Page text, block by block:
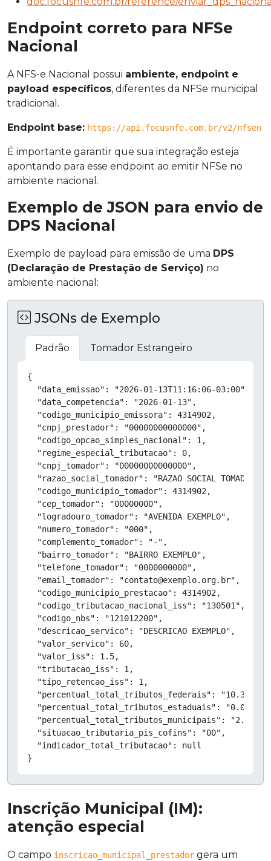
Endpoint correto para NFSe
Nacional
A NFS-e Nacional possui ambiente, endpoint e
payload específicos, diferentes da NFSe municipal
tradicional.
Endpoint base: https://api.focusnfe.com.br/v2/nfsen
É importante garantir que sua integração esteja
apontando para esse endpoint ao emitir NFSe no
ambiente nacional.
Exemplo de JSON para envio de
DPS Nacional
Exemplo de payload para emissão de uma DPS
(Declaração de Prestação de Serviço) no
ambiente nacional:
JSONs de Exemplo
Padrão Tomador Estrangeiro
{
  "data_emissao": "2026-01-13T11:16:06-03:00",
  "data_competencia": "2026-01-13",
  "codigo_municipio_emissora": 4314902,
  "cnpj_prestador": "00000000000000",
  "codigo_opcao_simples_nacional": 1,
  "regime_especial_tributacao": 0,
  "cnpj_tomador": "00000000000000",
"razao_social_tomador": "RAZAO SOCIAL TOMADOR
  "codigo_municipio_tomador": 4314902,
  "cep_tomador": "00000000",
  "logradouro_tomador": "AVENIDA EXEMPLO",
  "numero_tomador": "000",
  "complemento_tomador": "-",
  "bairro_tomador": "BAIRRO EXEMPLO",
  "telefone_tomador": "0000000000",
  "email_tomador": "contato@exemplo.org.br",
  "codigo_municipio_prestacao": 4314902,
  "codigo_tributacao_nacional_iss": "130501",
  "codigo_nbs": "121012200",
  "descricao_servico": "DESCRICAO EXEMPLO",
  "valor_servico": 60,
  "valor_iss": 1.5,
  "tributacao_iss": 1,
  "tipo_retencao_iss": 1,
  "percentual_total_tributos_federais": "10.38",
  "percentual_total_tributos_estaduais": "0.00",
  "percentual_total_tributos_municipais": "2.50",
  "situacao_tributaria_pis_cofins": "00",
  "indicador_total_tributacao": null
}
Inscrição Municipal (IM):
atenção especial
O campo inscricao_municipal_prestador gera um